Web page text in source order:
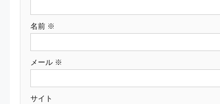
ョ
ン
名前 ※
メール ※
サイト